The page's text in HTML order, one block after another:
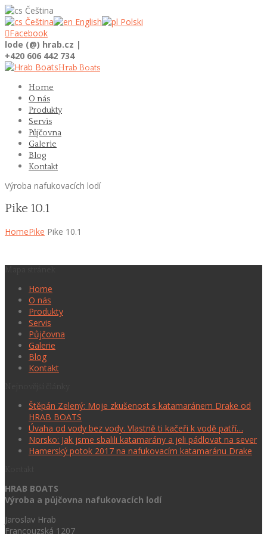
Čeština
Čeština
English
Polski
Facebook
lode (@) hrab.cz |
+420 606 442 734
Hrab Boats
Home
O nás
Produkty
Servis
Půjčovna
Galerie
Blog
Kontakt
Výroba nafukovacích lodí
Pike 10.1
HomePike Pike 10.1
Home
O nás
Produkty
Servis
Půjčovna
Galerie
Blog
Kontakt
Štěpán Zelený: Moje zkušenost s katamaránem Drake od
HRAB BOATS
Úvaha od vody bez vody. Vlastně ti kačeři k vodě patří…
Norsko: Jak jsme sbalili katamarány a jeli pádlovat na sever
Hamerský potok 2017 na nafukovacím katamaránu Drake
HRAB BOATS
Výroba a půjčovna nafukovacích lodí
Jaroslav Hrab
Francouzská 1207